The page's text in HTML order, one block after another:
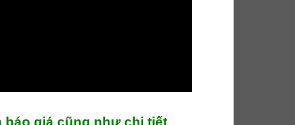
giá cũng như chi tiết